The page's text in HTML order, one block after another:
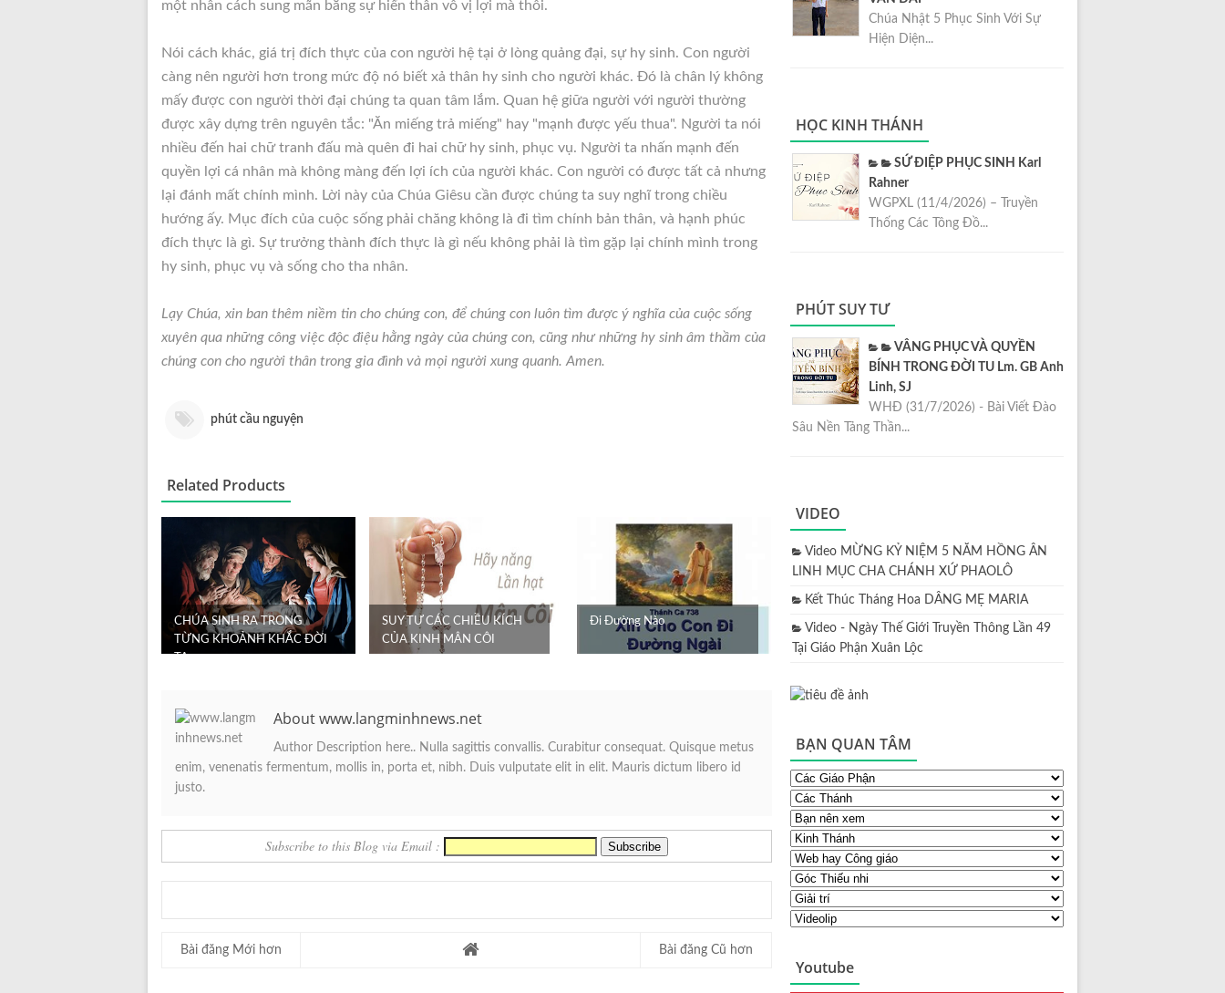
một nhân cách sung mãn bằng sự hiến thân vô vị lợi mà thôi.
Nói cách khác, giá trị đích thực của con người hệ tại ở lòng quảng đại, sự hy sinh. Con người
càng nên người hơn trong mức độ nó biết xả thân hy sinh cho người khác. Ðó là chân lý không
mấy được con người thời đại chúng ta quan tâm lắm. Quan hệ giữa người với người thường
được xây dựng trên nguyên tắc: "Ăn miếng trả miếng" hay "mạnh được yếu thua". Người ta nói
nhiều đến hai chữ tranh đấu mà quên đi hai chữ hy sinh, phục vụ. Người ta nhấn mạnh đến
quyền lợi cá nhân mà không màng đến lợi ích của người khác. Con người có được tất cả nhưng
lại đánh mất chính mình. Lời này của Chúa Giêsu cần được chúng ta suy nghĩ trong chiều
hướng ấy. Mục đích của cuộc sống phải chăng không là đi tìm chính bản thân, và hạnh phúc
đích thực là gì. Sự trưởng thành đích thực là gì nếu không phải là tìm gặp lại chính mình trong
hy sinh, phục vụ và sống cho tha nhân.
Lạy Chúa, xin ban thêm niềm tin cho chúng con, để chúng con luôn tìm được ý nghĩa của cuộc sống
xuyên qua những công việc độc điệu hằng ngày của chúng con, cũng như những hy sinh âm thầm của
chúng con cho người thân trong gia đình và mọi người xung quanh. Amen.
phút cầu nguyện
Related Products
CHÚA SINH RA TRONG
TỪNG KHOẢNH KHẮC ĐỜI
TA
SUY TƯ CÁC CHIỀU KÍCH
CỦA KINH MÂN CÔI
Ði Ðường Nào
About www.langminhnews.net
Author Description here.. Nulla sagittis convallis. Curabitur consequat. Quisque metus
enim, venenatis fermentum, mollis in, porta et, nibh. Duis vulputate elit in elit. Mauris dictum libero id
justo.
Subscribe to this Blog via Email :
Bài đăng Mới hơn Bài đăng Cũ hơn
Chúa Nhật 5 Phục Sinh Với Sự
Hiện Diện...
HỌC KINH THÁNH
SỨ ĐIỆP PHỤC SINH Karl
Rahner
WGPXL (11/4/2026) – Truyền
Thống Các Tông Đồ...
PHÚT SUY TƯ
VÂNG PHỤC VÀ QUYỀN
BÍNH TRONG ĐỜI TU Lm. GB Anh
Linh, SJ
WHĐ (31/7/2026) - Bài Viết Đào
Sâu Nền Tảng Thần...
VIDEO
Video MỪNG KỶ NIỆM 5 NĂM HỒNG ÂN
LINH MỤC CHA CHÁNH XỨ PHAOLÔ
Kết Thúc Tháng Hoa DÂNG MẸ MARIA
Video - Ngày Thế Giới Truyền Thông Lần 49
Tại Giáo Phận Xuân Lộc
BẠN QUAN TÂM
Youtube